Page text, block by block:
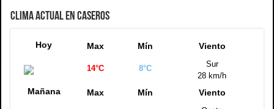
CLIMA ACTUAL EN CASEROS
Hoy Max Mín Viento
14°C 8°C
Sur
28 km/h
Mañana Max Mín Viento